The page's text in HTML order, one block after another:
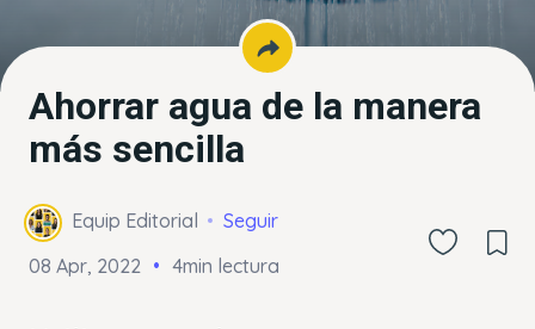
Ahorrar agua de la manera
más sencilla
Equip Editorial
Seguir
08 Apr, 2022
4min lectura